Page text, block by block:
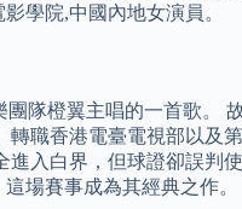
學院,中國內地女演員。
隊橙翼主唱的一首歌。
職香港電臺電視部以及
入白界，但球證卻誤
場賽事成為其經典之作。